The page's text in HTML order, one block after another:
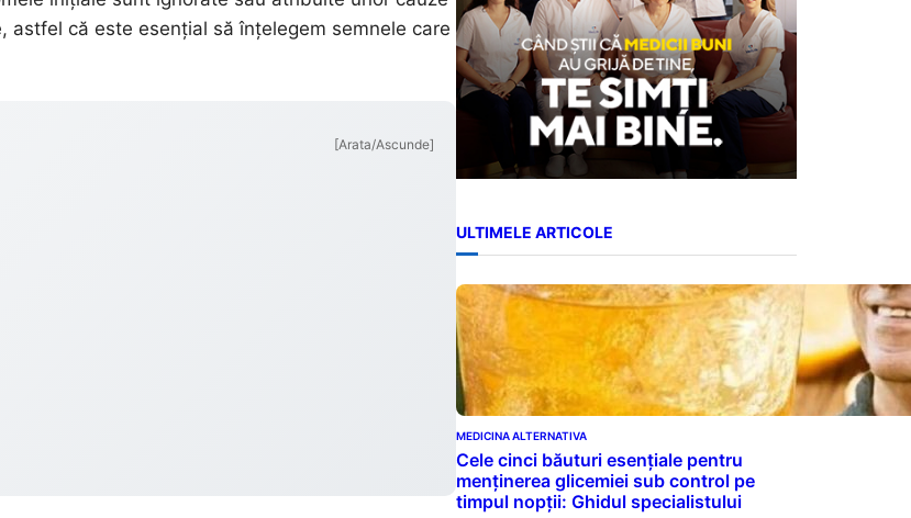
că este esențial să înțelegem semnele care
[Arata/Ascunde]
ULTIMELE ARTICOLE
MEDICINA ALTERNATIVA
Cele cinci băuturi esențiale pentru
menținerea glicemiei sub control pe
timpul nopții: Ghidul specialistului